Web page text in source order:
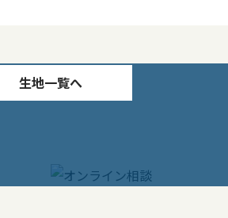
生地一覧へ